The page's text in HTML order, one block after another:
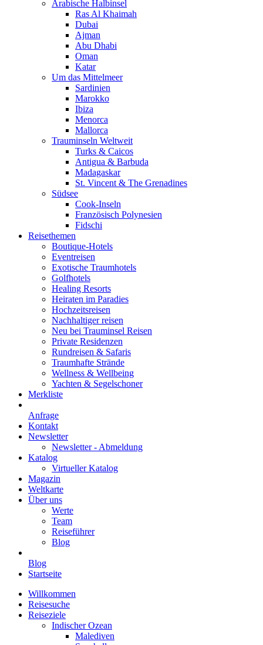
Arabische Halbinsel
Ras Al Khaimah
Dubai
Ajman
Abu Dhabi
Oman
Katar
Um das Mittelmeer
Sardinien
Marokko
Ibiza
Menorca
Mallorca
Trauminseln Weltweit
Turks & Caicos
Antigua & Barbuda
Madagaskar
St. Vincent & The Grenadines
Südsee
Cook-Inseln
Französisch Polynesien
Fidschi
Reisethemen
Boutique-Hotels
Eventreisen
Exotische Traumhotels
Golfhotels
Healing Resorts
Heiraten im Paradies
Hochzeitsreisen
Nachhaltiger reisen
Neu bei Trauminsel Reisen
Private Residenzen
Rundreisen & Safaris
Traumhafte Strände
Wellness & Wellbeing
Yachten & Segelschoner
Merkliste
Anfrage
Kontakt
Newsletter
Newsletter - Abmeldung
Katalog
Virtueller Katalog
Magazin
Weltkarte
Über uns
Werte
Team
Reiseführer
Blog
Blog
Startseite
Willkommen
Reisesuche
Reiseziele
Indischer Ozean
Malediven